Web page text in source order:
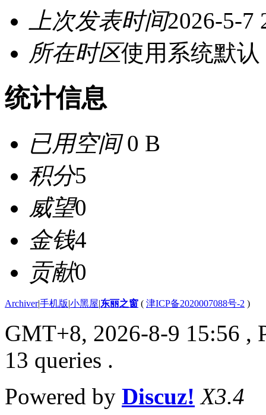
上次发表时间2026-5-7
所在时区使用系统默认
统计信息
已用空间0 B
积分5
威望0
金钱4
贡献0
Archiver|手机版|小黑屋|东丽之窗 ( 津ICP备2020007088号-2 )
GMT+8, 2026-8-9 15:56 ,
13 queries .
Powered by Discuz! X3.4